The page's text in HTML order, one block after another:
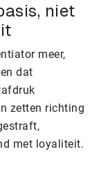
niet
meer,
dat
zetten richting
met loyaliteit.